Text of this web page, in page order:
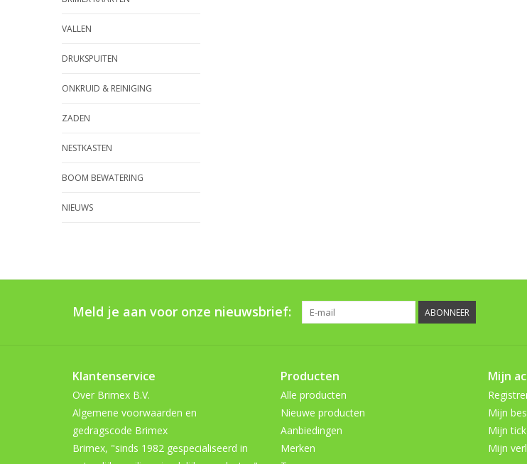
VALLEN
DRUKSPUITEN
ONKRUID & REINIGING
ZADEN
NESTKASTEN
BOOM BEWATERING
NIEUWS
Meld je aan voor onze nieuwsbrief: ABONNEER
Klantenservice
Over Brimex B.V.
Algemene voorwaarden en
gedragscode Brimex
Brimex, "sinds 1982 gespecialiseerd in
Producten
Alle producten
Nieuwe producten
Aanbiedingen
Merken
Mijn
Mijn
Mijn
Mijn